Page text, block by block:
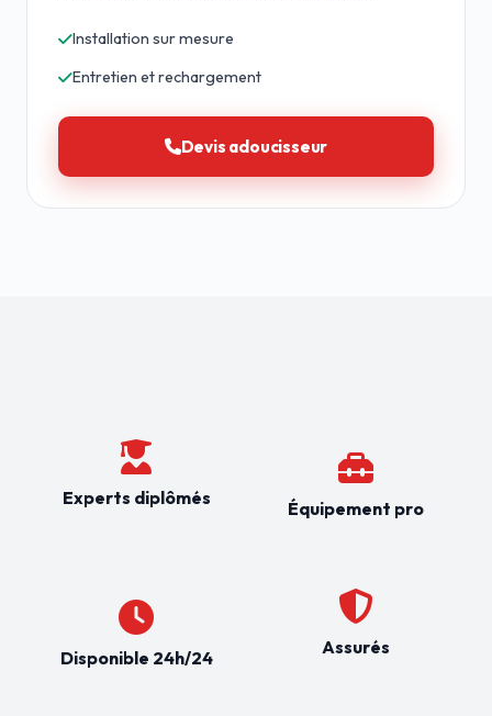
Installation sur mesure
Entretien et rechargement
Devis adoucisseur
Experts diplômés
Disponible 24h/24
Équipement pro
Assurés